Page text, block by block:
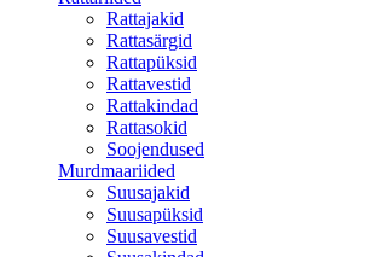
Rattajakid
Rattasärgid
Rattapüksid
Rattavestid
Rattakindad
Rattasokid
Soojendused
Murdmaariided
Suusajakid
Suusapüksid
Suusavestid